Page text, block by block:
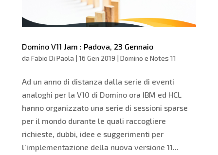
Domino V11 Jam : Padova, 23 Gennaio
da Fabio Di Paola | 16 Gen 2019 | Domino e Notes 11
Ad un anno di distanza dalla serie di eventi
analoghi per la V10 di Domino ora IBM ed HCL
hanno organizzato una serie di sessioni sparse
per il mondo durante le quali raccogliere
richieste, dubbi, idee e suggerimenti per
l’implementazione della nuova versione 11...